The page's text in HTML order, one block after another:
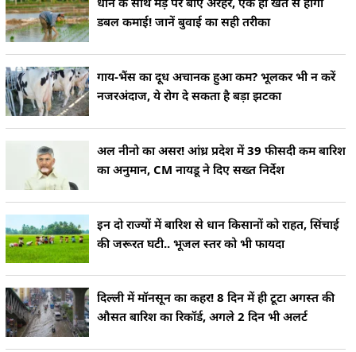
डबल कमाई! जानें बुवाई का सही तरीका
गाय-भैंस का दूध अचानक हुआ कम? भूलकर भी न करें
नजरअंदाज, ये रोग दे सकता है बड़ा झटका
अल नीनो का असर! आंध्र प्रदेश में 39 फीसदी कम बारिश
का अनुमान, CM नायडू ने दिए सख्त निर्देश
इन दो राज्यों में बारिश से धान किसानों को राहत, सिंचाई
की जरूरत घटी.. भूजल स्तर को भी फायदा
दिल्ली में मॉनसून का कहर! 8 दिन में ही टूटा अगस्त की
औसत बारिश का रिकॉर्ड, अगले 2 दिन भी अलर्ट